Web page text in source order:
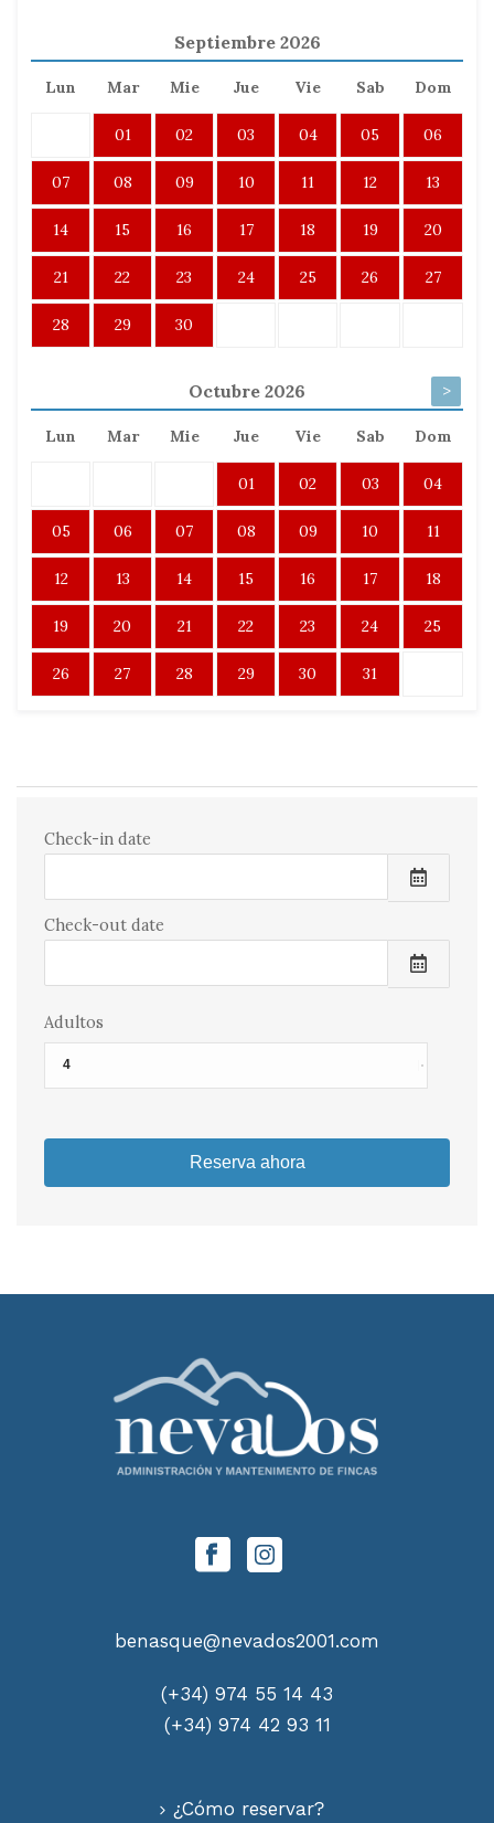
Septiembre 2026
Lun Mar Mie Jue Vie Sab Dom
01 02 03 04 05 06
07 08 09 10 11 12 13
14 15 16 17 18 19 20
21 22 23 24 25 26 27
28 29 30
Octubre 2026 >
Lun Mar Mie Jue Vie Sab Dom
01 02 03 04
05 06 07 08 09 10 11
12 13 14 15 16 17 18
19 20 21 22 23 24 25
26 27 28 29 30 31
Check-in date
Check-out date
Adultos
benasque@nevados2001.com
(+34) 974 55 14 43
(+34) 974 42 93 11
¿Cómo reservar?